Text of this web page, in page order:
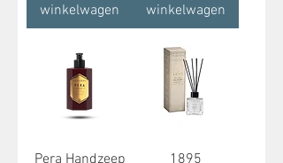
winkelwagen
winkelwagen